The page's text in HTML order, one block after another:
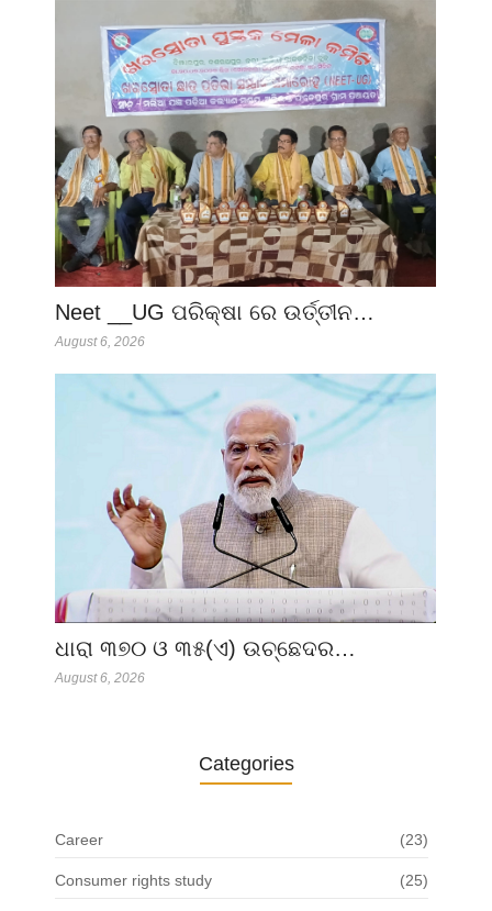
Neet __UG ପରିକ୍ଷା ରେ ଉର୍ତ୍ତୀନ…
August 6, 2026
ଧାରା ୩୭୦ ଓ ୩୫(ଏ) ଉଚ୍ଛେଦର…
August 6, 2026
Categories
Career (23)
Consumer rights study (25)